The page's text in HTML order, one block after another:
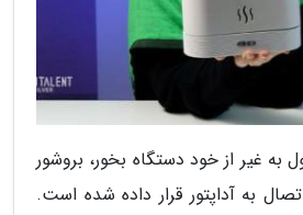
غیر از خود دستگاه بخور، بروشور
به آداپتور قرار داده شده است.